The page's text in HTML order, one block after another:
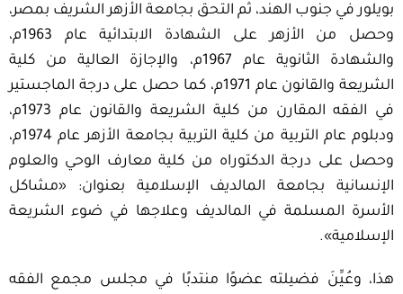
بويلور في جنوب الهند، ثم التحق بجامعة الأزهر الشريف بمصر،
وحصل من الأزهر على الشهادة الابتدائية عام 1963م،
والشهادة الثانوية عام 1967م، والإجازة العالية من كلية
الشريعة والقانون عام 1971م، كما حصل على درجة الماجستير
في الفقه المقارن من كلية الشريعة والقانون عام 1973م،
ودبلوم عام التربية من كلية التربية بجامعة الأزهر عام 1974م،
وحصل على درجة الدكتوراه من كلية معارف الوحي والعلوم
الإنسانية بجامعة المالديف الإسلامية بعنوان: «مشاكل
الأسرة المسلمة في المالديف وعلاجها في ضوء الشريعة
الإسلامية».
هذا، وعُيِّنَ فضيلته عضوًا منتدبًا في مجلس مجمع الفقه